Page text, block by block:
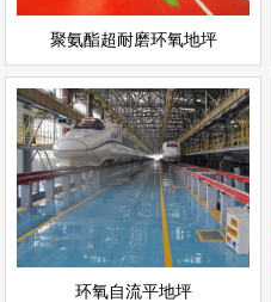
聚氨酯超耐磨环氧地坪
环氧自流平地坪
环氧自流平地坪
环氧地坪
立即询问
查看详情